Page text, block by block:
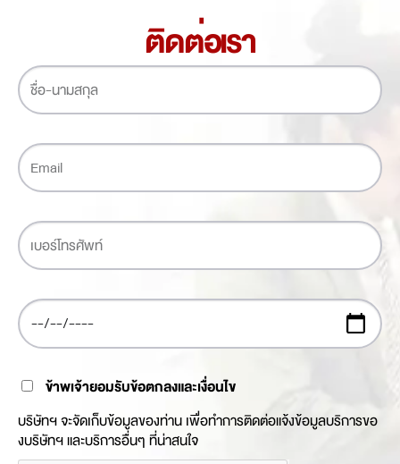
ติดต่อเรา
ข้าพเจ้ายอมรับข้อตกลงและเงื่อนไข
บริษัทฯ จะจัดเก็บข้อมูลของท่าน เพื่อทำการติดต่อแจ้งข้อมูลบริการขอ
งบริษัทฯ และบริการอื่นๆ ที่น่าสนใจ